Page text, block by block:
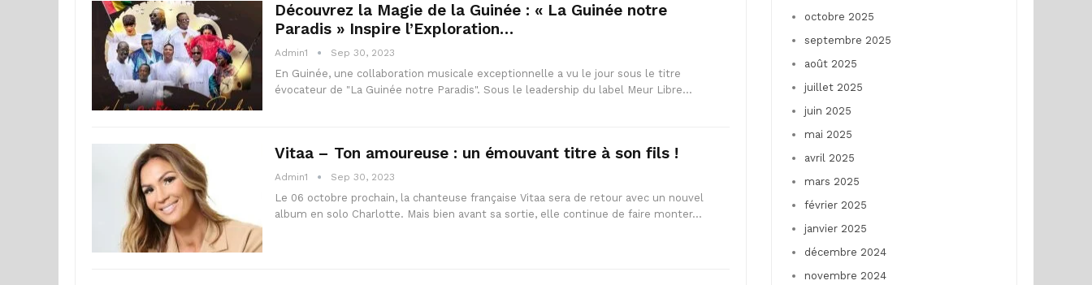
Découvrez la Magie de la Guinée : « La Guinée notre
Paradis » Inspire l’Exploration…
Admin1 Sep 30, 2023
En Guinée, une collaboration musicale exceptionnelle a vu le jour sous le titre
évocateur de "La Guinée notre Paradis". Sous le leadership du label Meur Libre…
Vitaa – Ton amoureuse : un émouvant titre à son fils !
Admin1 Sep 30, 2023
Le 06 octobre prochain, la chanteuse française Vitaa sera de retour avec un nouvel
album en solo Charlotte. Mais bien avant sa sortie, elle continue de faire monter…
octobre 2025
septembre 2025
août 2025
juillet 2025
juin 2025
mai 2025
avril 2025
mars 2025
février 2025
janvier 2025
décembre 2024
novembre 2024